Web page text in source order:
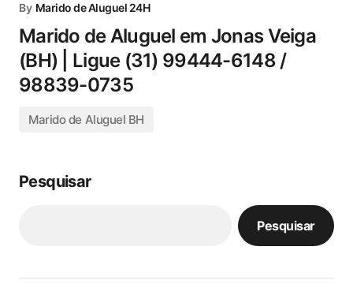
By Marido de Aluguel 24H
Marido de Aluguel em Jonas Veiga
(BH) | Ligue (31) 99444-6148 /
98839-0735
Marido de Aluguel BH
Pesquisar
Pesquisar